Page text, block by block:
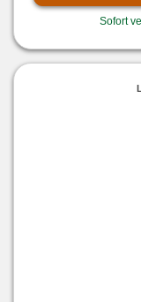
Sofort